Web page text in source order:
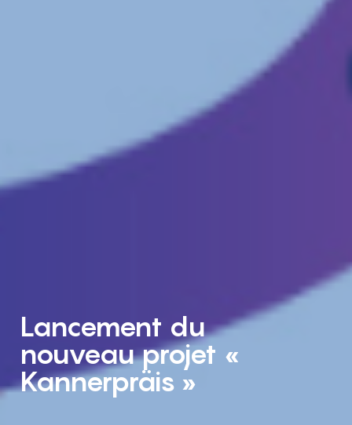
Lancement du
nouveau projet «
Kannerpräis »